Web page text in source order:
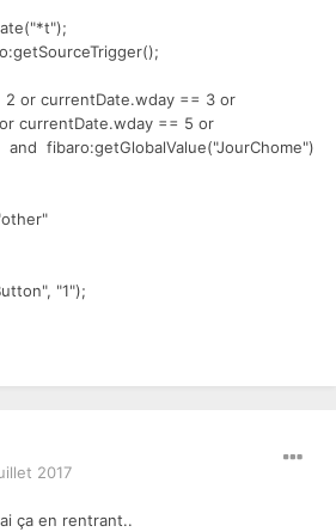
or currentDate.wday == 3 or
currentDate.wday == 5 or
fibaro:getGlobalValue("JourChome")
"1");
2017
ça en rentrant..